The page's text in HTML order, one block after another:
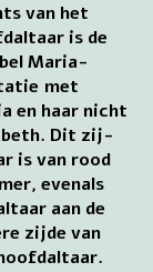
van het
is de
Maria-
met
en haar nicht
Dit zij-
is van rood
evenals
aan de
zijde van